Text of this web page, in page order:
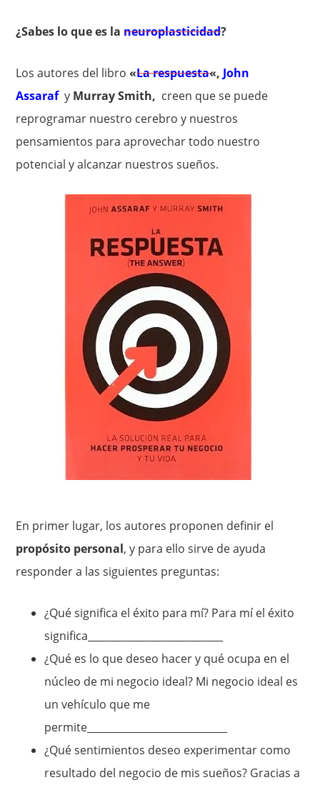
¿Sabes lo que es laneuroplasticidad?
Los autores del libro«La respuesta«, John
Assaraf y Murray Smith, creen que se puede
reprogramar nuestro cerebro y nuestros
pensamientos para aprovechar todo nuestro
potencial y alcanzar nuestros sueños.
En primer lugar, los autores proponen definir el
propósito personal, y para ello sirve de ayuda
responder a las siguientes preguntas:
¿Qué significa el éxito para mí? Para mí el éxito
significa___________________________
¿Qué es lo que deseo hacer y qué ocupa en el
núcleo de mi negocio ideal? Mi negocio ideal es
un vehículo que me
permite____________________________
¿Qué sentimientos deseo experimentar como
resultado del negocio de mis sueños? Gracias a